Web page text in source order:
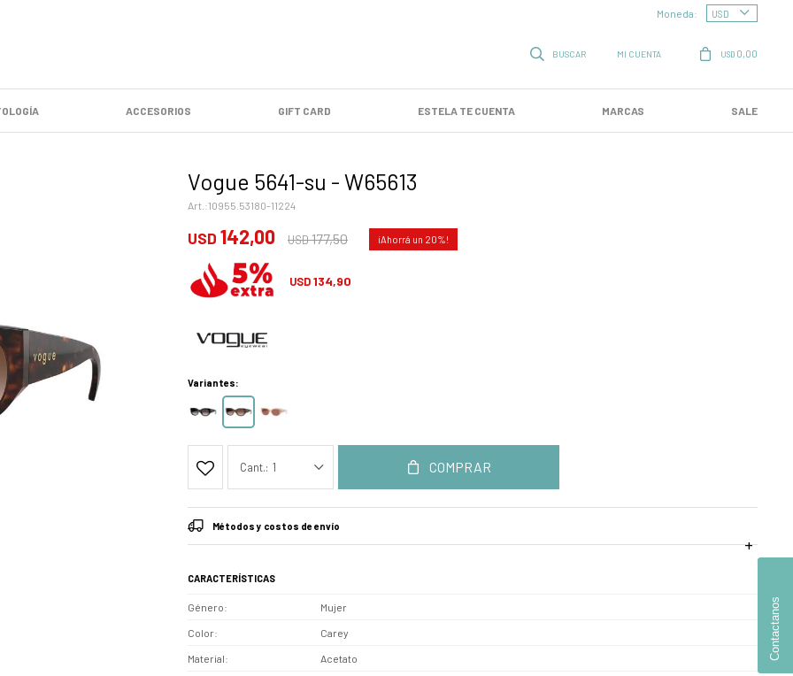
ACCESORIOS GIFT CARD ESTELA TE CUENTA MARCAS SALE
USD 0,00
Moneda:
Vogue 5641-su - W65613
10955.53180-11224
USD 142,00 USD177,50 20
USD134,90
Variantes:
1 COMPRAR
Métodos y costos de envío
CARACTERÍSTICAS
Género Mujer
Color Carey
Material Acetato Contactanos